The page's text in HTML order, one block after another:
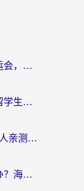
海外怎么看英超？从欧洲杯到奥运会，一份让你不卡壳的中文解说观看指南
国外看国内视频用什么加速器？留学生和海外华人的实用指南
国外登录不上交管12123？海外华人亲测有效的回国加速器选择指南
在国外不能访问国内的网站怎么办？海外党必看的无缝回国上网指南